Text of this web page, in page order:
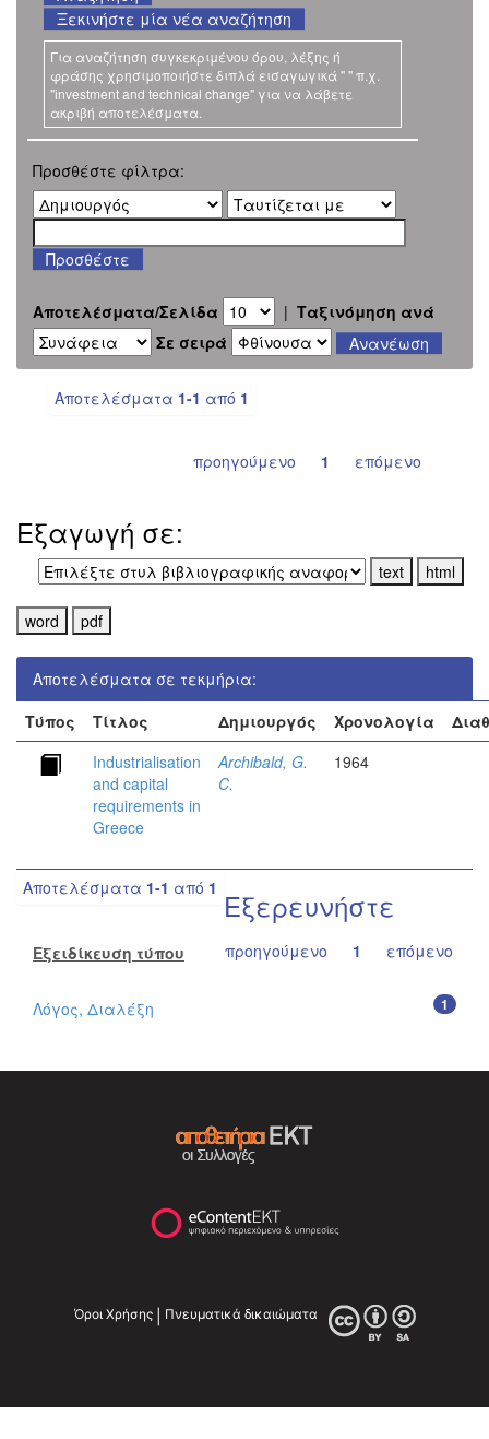
Ξεκινήστε μία νέα αναζήτηση
Για αναζήτηση συγκεκριμένου όρου, λέξης ή
φράσης χρησιμοποιήστε διπλά εισαγωγικά " " π.χ.
"investment and technical change" για να λάβετε
ακριβή αποτελέσματα.
Προσθέστε φίλτρα:
Αποτελέσματα/Σελίδα | Ταξινόμηση ανά
Σε σειρά
Αποτελέσματα 1-1 από 1
προηγούμενο 1 επόμενο
Εξαγωγή σε:
Αποτελέσματα σε τεκμήρια:
Τύπος
Τίτλος Δημιουργός Χρονολογία
Industrialisation
and capital
requirements in
Greece
Archibald, G.
C.
1964
Αποτελέσματα 1-1 από 1
προηγούμενο 1 επόμενο
Εξερευνήστε
Εξειδίκευση τύπου
1
Λόγος, Διαλέξη